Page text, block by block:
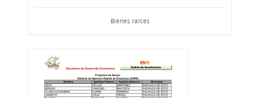
Bienes raíces